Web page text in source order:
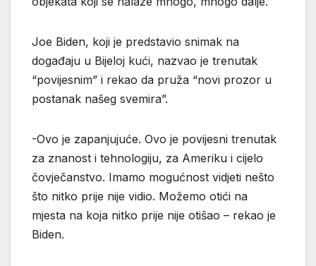
Joe Biden, koji je predstavio snimak na
događaju u Bijeloj kući, nazvao je trenutak
“povijesnim” i rekao da pruža “novi prozor u
postanak našeg svemira”.
-Ovo je zapanjujuće. Ovo je povijesni trenutak
za znanost i tehnologiju, za Ameriku i cijelo
čovječanstvo. Imamo mogućnost vidjeti nešto
što nitko prije nije vidio. Možemo otići na
mjesta na koja nitko prije nije otišao – rekao je
Biden.